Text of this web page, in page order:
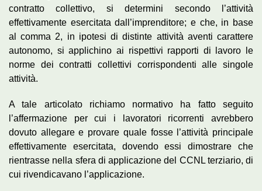
contratto collettivo, si determini secondo l’attività
effettivamente esercitata dall’imprenditore; e che, in base
al comma 2, in ipotesi di distinte attività aventi carattere
autonomo, si applichino ai rispettivi rapporti di lavoro le
norme dei contratti collettivi corrispondenti alle singole
attività.
A tale articolato richiamo normativo ha fatto seguito
l’affermazione per cui i lavoratori ricorrenti avrebbero
dovuto allegare e provare quale fosse l’attività principale
effettivamente esercitata, dovendo essi dimostrare che
rientrasse nella sfera di applicazione del CCNL terziario, di
cui rivendicavano l’applicazione.